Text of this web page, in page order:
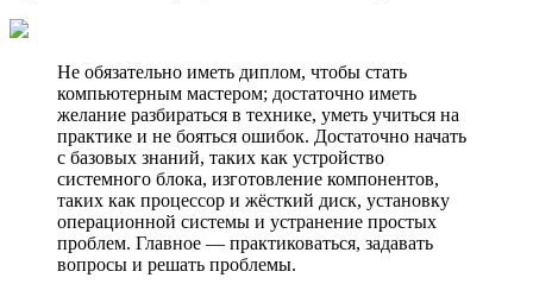
Не обязательно иметь диплом, чтобы стать
компьютерным мастером; достаточно иметь
желание разбираться в технике, уметь учиться на
практике и не бояться ошибок. Достаточно начать
с базовых знаний, таких как устройство
системного блока, изготовление компонентов,
таких как процессор и жёсткий диск, установку
операционной системы и устранение простых
проблем. Главное — практиковаться, задавать
вопросы и решать проблемы.